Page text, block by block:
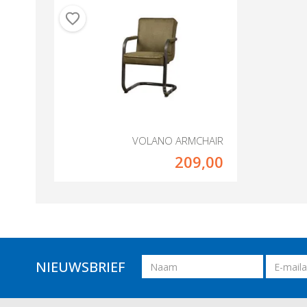
VOLANO ARMCHAIR
209,00
NIEUWSBRIEF Naam
Email
adres